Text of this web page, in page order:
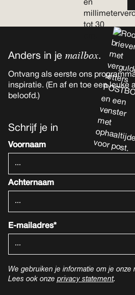
Anders in je mailbox.
Ontvang als eerste ons
inspiratie. (En af en toe een leuke
beloofd.)
Schrijf je in
Voornaam
Achternaam
E-mailadres*
We gebruiken je informatie om je onze
Lees ook onze privacy statement.